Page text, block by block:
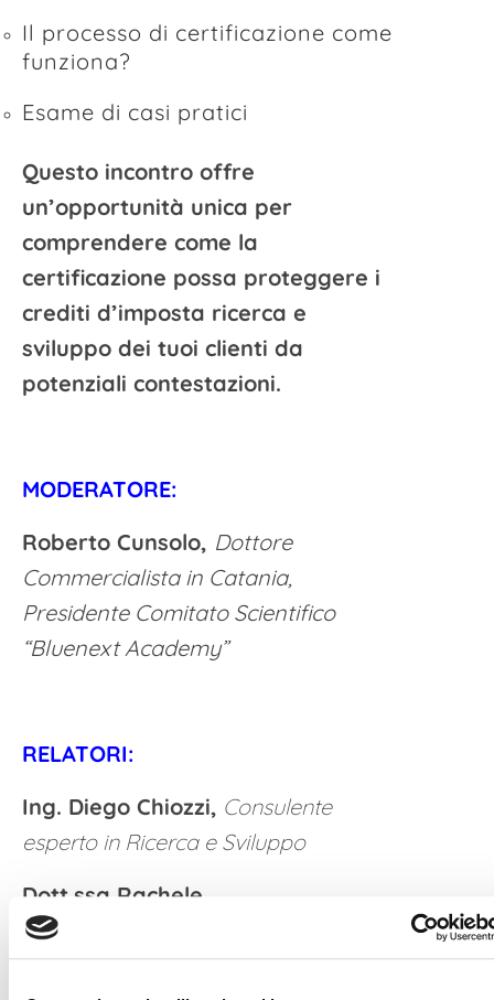
Il processo di certificazione come
funziona?
Esame di casi pratici
Questo incontro offre
un’opportunità unica per
comprendere come la
certificazione possa proteggere i
crediti d’imposta ricerca e
sviluppo dei tuoi clienti da
potenziali contestazioni.
MODERATORE:
Roberto Cunsolo, Dottore
Commercialista in Catania,
Presidente Comitato Scientifico
“Bluenext Academy”
RELATORI:
Ing. Diego Chiozzi, Consulente
esperto in Ricerca e Sviluppo
Dott.ssa Rachele
Nembrini,
Finance